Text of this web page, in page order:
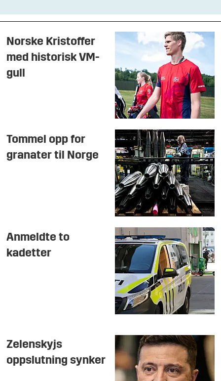
Norske Kristoffer
med historisk VM-
gull
Tommel opp for
granater til Norge
Anmeldte to
kadetter
Zelenskyjs
oppslutning synker